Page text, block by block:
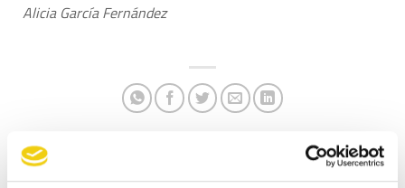
Alicia García Fernández